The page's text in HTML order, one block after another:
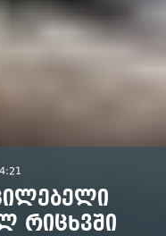
რიცხვში